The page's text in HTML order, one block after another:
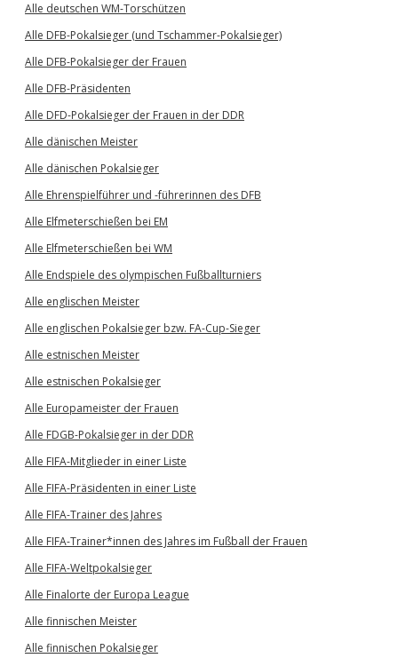
Alle deutschen WM-Torschützen
Alle DFB-Pokalsieger (und Tschammer-Pokalsieger)
Alle DFB-Pokalsieger der Frauen
Alle DFB-Präsidenten
Alle DFD-Pokalsieger der Frauen in der DDR
Alle dänischen Meister
Alle dänischen Pokalsieger
Alle Ehrenspielführer und -führerinnen des DFB
Alle Elfmeterschießen bei EM
Alle Elfmeterschießen bei WM
Alle Endspiele des olympischen Fußballturniers
Alle englischen Meister
Alle englischen Pokalsieger bzw. FA-Cup-Sieger
Alle estnischen Meister
Alle estnischen Pokalsieger
Alle Europameister der Frauen
Alle FDGB-Pokalsieger in der DDR
Alle FIFA-Mitglieder in einer Liste
Alle FIFA-Präsidenten in einer Liste
Alle FIFA-Trainer des Jahres
Alle FIFA-Trainer*innen des Jahres im Fußball der Frauen
Alle FIFA-Weltpokalsieger
Alle Finalorte der Europa League
Alle finnischen Meister
Alle finnischen Pokalsieger